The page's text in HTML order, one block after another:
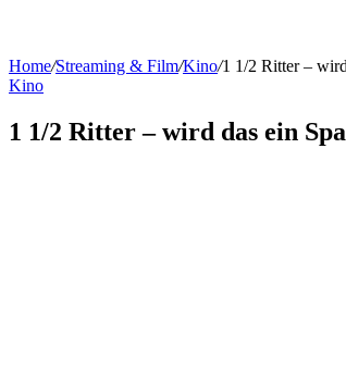
Home/Streaming & Film/Kino/1 1/2 Ritter –
Kino
1 1/2 Ritter – wird das ein